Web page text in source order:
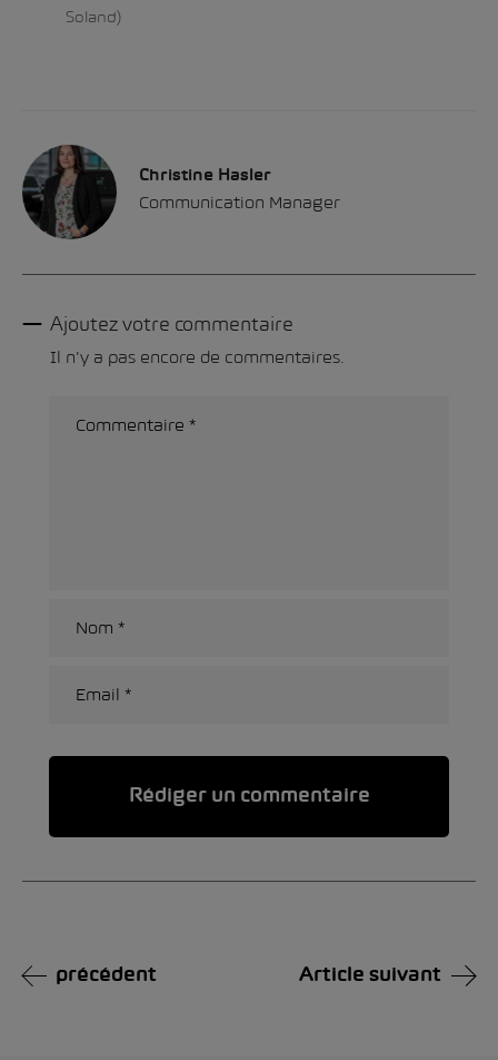
Soland)
Christine Hasler
Communication Manager
Ajoutez votre commentaire
Il n'y a pas encore de commentaires.
précédent Article suivant